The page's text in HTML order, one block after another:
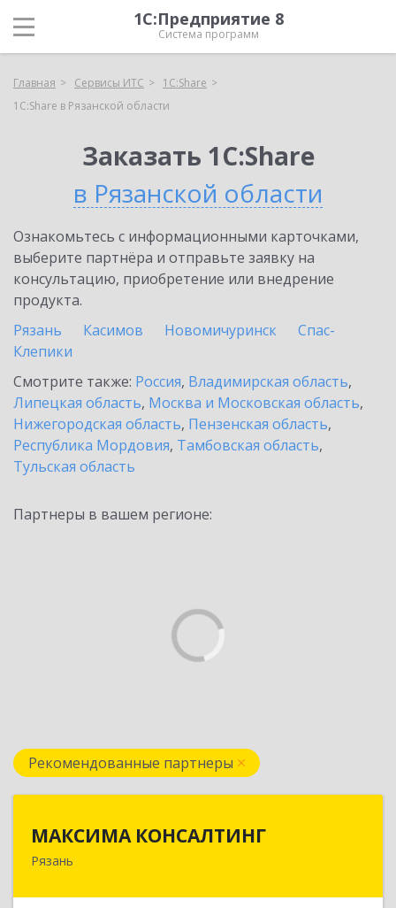
1С:Предприятие 8
Система программ
Главная Сервисы ИТС
1С:Share
1С:Share в Рязанской области
Заказать 1С:Share
в Рязанской области
Ознакомьтесь с информационными карточками,
выберите партнёра и отправьте заявку на
консультацию, приобретение или внедрение
продукта.
Рязань
Касимов Новомичуринск
Спас-
Клепики
Смотрите также: Россия, Владимирская область,
Липецкая область, Москва и Московская область,
Нижегородская область, Пензенская область,
Республика Мордовия, Тамбовская область,
Тульская область
Партнеры в вашем регионе:
Рекомендованные партнеры
МАКСИМА КОНСАЛТИНГ
Рязань
390006, Рязанская обл, г.о.город Рязань, Рязань